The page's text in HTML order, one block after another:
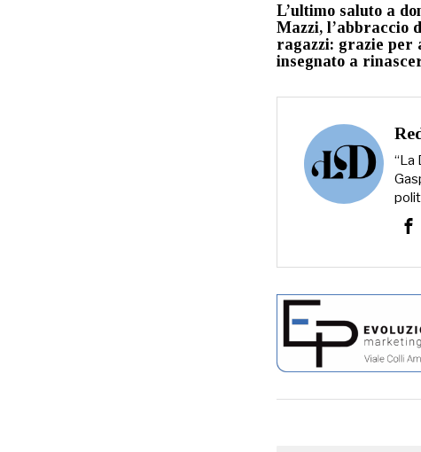
L’ultimo saluto a
Mazzi, l’abbraccio
ragazzi: grazie per
insegnato a
“La